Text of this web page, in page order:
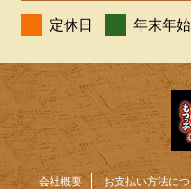
定休日 年末年
会社概要 お支払い方法に